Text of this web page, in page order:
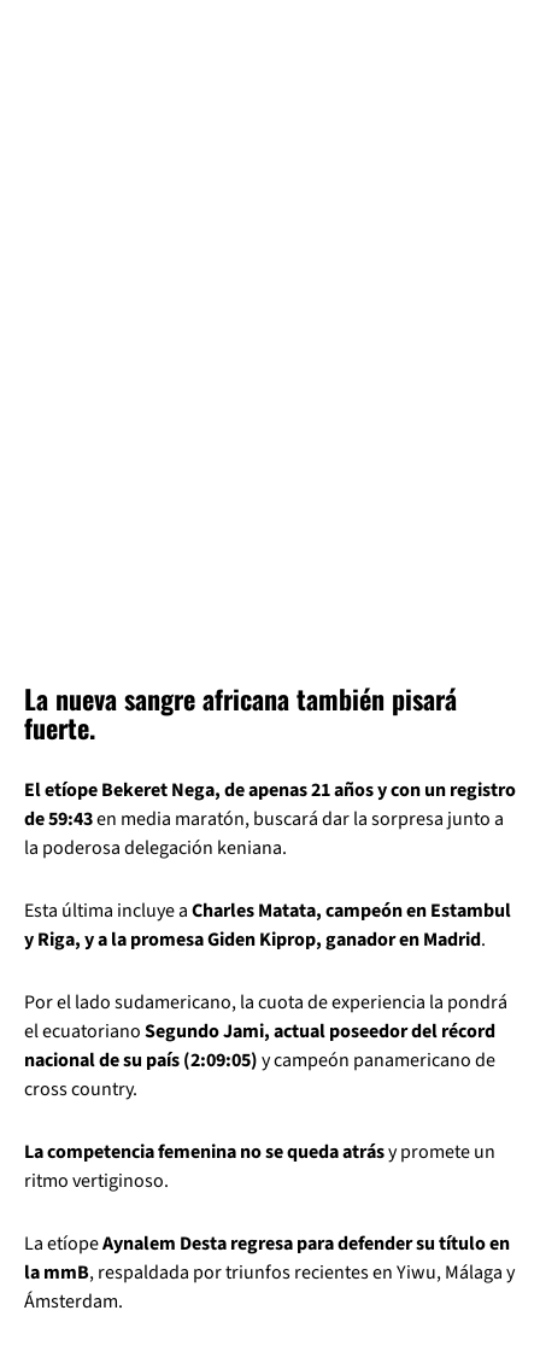
La nueva sangre africana también pisará
fuerte.
El etíope Bekeret Nega, de apenas 21 años y con un registro
de 59:43en media maratón, buscará dar la sorpresa junto a
la poderosa delegación keniana.
Esta última incluye aCharles Matata, campeón en Estambul
y Riga, y a la promesa Giden Kiprop, ganador en Madrid.
Por el lado sudamericano, la cuota de experiencia la pondrá
el ecuatorianoSegundo Jami, actual poseedor del récord
nacional de su país (2:09:05)y campeón panamericano de
cross country.
La competencia femenina no se queda atrásy promete un
ritmo vertiginoso.
La etíopeAynalem Desta regresa para defender su título en
la mmB, respaldada por triunfos recientes en Yiwu, Málaga y
Ámsterdam.